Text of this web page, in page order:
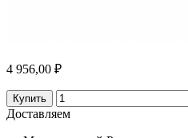
4 956,00 ₽
Купить
Доставляем